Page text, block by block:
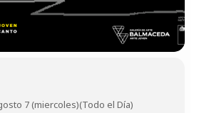
7 (miercoles)(Todo el Día)